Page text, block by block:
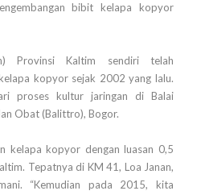
bibit kelapa kopyor
Provinsi Kaltim sendiri telah
kopyor sejak 2002 yang lalu.
proses kultur jaringan di Balai
Obat (Balittro), Bogor.
kelapa kopyor dengan luasan 0,5
Tepatnya di KM 41, Loa Janan,
“Kemudian pada 2015, kita